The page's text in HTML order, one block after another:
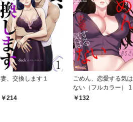
妻、交換します１
214
ごめん、恋愛する気は
ない（フルカラー） 1
132